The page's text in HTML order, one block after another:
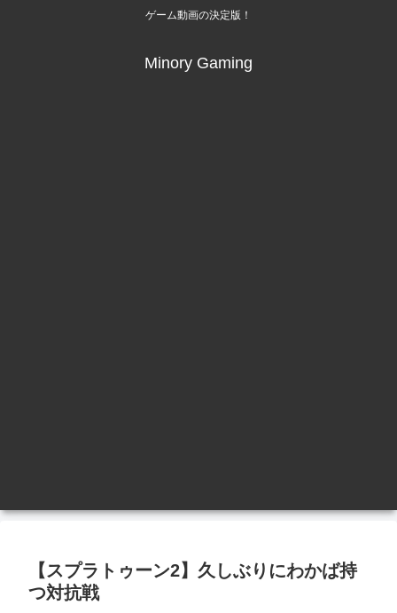
ゲーム動画の決定版！
Minory Gaming
【スプラトゥーン2】久しぶりにわかば持
つ対抗戦